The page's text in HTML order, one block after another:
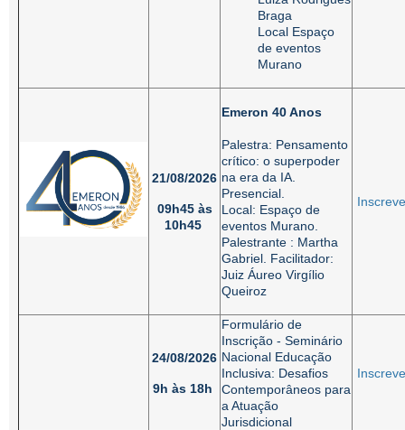
Braga
Local Espaço
de eventos
Murano
21/08/2026
09h45 às
10h45
Emeron 40 Anos
Palestra: Pensamento
crítico: o superpoder
na era da IA.
Presencial.
Local: Espaço de
eventos Murano.
Palestrante : Martha
Gabriel. Facilitador:
Juiz Áureo Virgílio
Queiroz
24/08/2026
9h às 18h
Formulário de
Inscrição - Seminário
Nacional Educação
Inclusiva: Desafios
Contemporâneos para
a Atuação
Jurisdicional